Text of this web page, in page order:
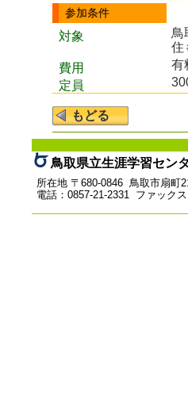
参加条件
対象
鳥
住
費用
有
定員
鳥取県立生涯学習セン
所在地 〒680-0846 鳥取市扇町
電話：0857-21-2331 ファック